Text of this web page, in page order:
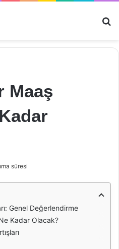
Maaş
süresi
Genel Değerlendirme
Kadar Olacak?